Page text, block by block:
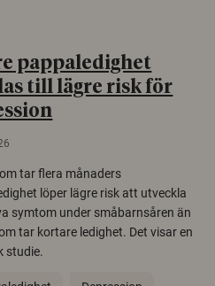
pappaledighet
till lägre risk för
tar flera månaders
löper lägre risk att utveckla
symtom under småbarnsåren än
tar kortare ledighet. Det visar en
studie.